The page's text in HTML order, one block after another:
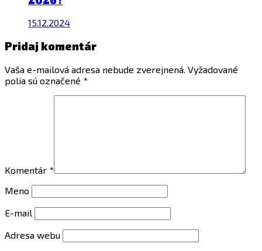
15.12.2024
Pridaj komentár
Vaša e-mailová adresa nebude zverejnená. Vyžadované
polia sú označené *
Komentár *
Meno
E-mail
Adresa webu